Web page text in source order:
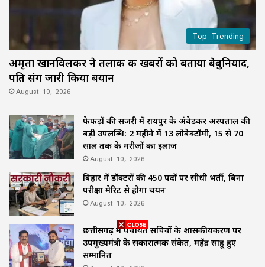
Top Trending
अमृता खानविलकर ने तलाक की खबरों को बताया बेबुनियाद,
पति संग जारी किया बयान
August 10, 2026
फेफड़ों की सर्जरी में रायपुर के अंबेडकर अस्पताल की
बड़ी उपलब्धि: 2 महीने में 13 लोबेक्टॉमी, 15 से 70
साल तक के मरीजों का इलाज
August 10, 2026
बिहार में डॉक्टरों की 450 पदों पर सीधी भर्ती, बिना
परीक्षा मेरिट से होगा चयन
August 10, 2026
छत्तीसगढ़ में पंचायत सचिवों के शासकीयकरण पर
उपमुख्यमंत्री के सकारात्मक संकेत, महेंद्र साहू हुए
सम्मानित